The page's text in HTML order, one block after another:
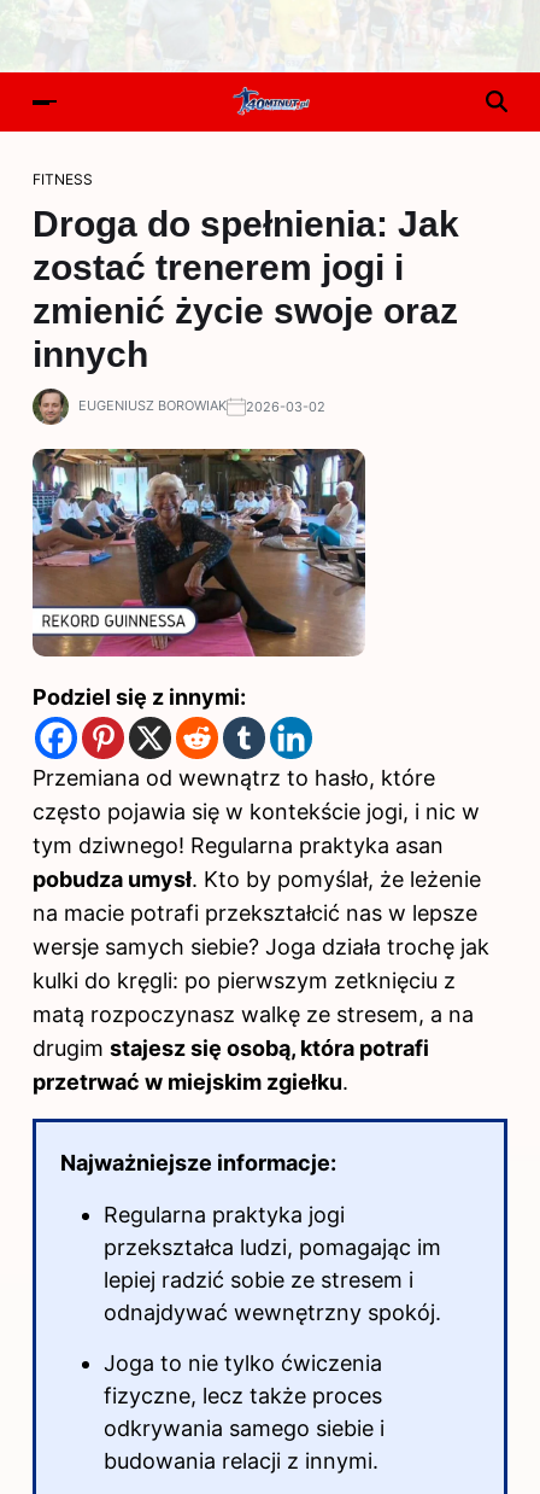
FITNESS
Droga do spełnienia: Jak
zostać trenerem jogi i
zmienić życie swoje oraz
innych
EUGENIUSZ BOROWIAK 2026-03-02
Podziel się z innymi:
Przemiana od wewnątrz to hasło, które
często pojawia się w kontekście jogi, i nic w
tym dziwnego! Regularna praktyka asan
pobudza umysł. Kto by pomyślał, że leżenie
na macie potrafi przekształcić nas w lepsze
wersje samych siebie? Joga działa trochę jak
kulki do kręgli: po pierwszym zetknięciu z
matą rozpoczynasz walkę ze stresem, a na
drugim stajesz się osobą, która potrafi
przetrwać w miejskim zgiełku.
Najważniejsze informacje:
Regularna praktyka jogi
przekształca ludzi, pomagając im
lepiej radzić sobie ze stresem i
odnajdywać wewnętrzny spokój.
Joga to nie tylko ćwiczenia
fizyczne, lecz także proces
odkrywania samego siebie i
budowania relacji z innymi.